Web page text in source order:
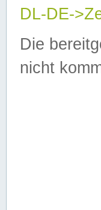
DL-DE-
Die
nicht